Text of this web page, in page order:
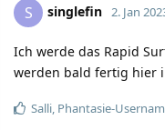
S singlefin 2. Jan
Ich werde das Rapid
werden bald fertig hier
Salli, Phantasie-